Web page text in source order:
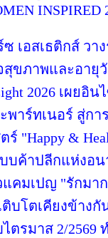
INSPIRED
เอสเธติกส์ วา
สุขภาพและอายุ
2026 เผย
าร์ทเนอร์ สู่กา
"Happy &
บค้าปลีกแห่งอ
แคมเปญ "รักม
บโตเคียงข้างกั
ตรมาส 2/2569